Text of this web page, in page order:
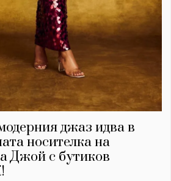
джаз идва в
носителка на
Джой с бутиков